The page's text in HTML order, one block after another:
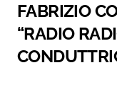
FABRIZIO
“RADIO